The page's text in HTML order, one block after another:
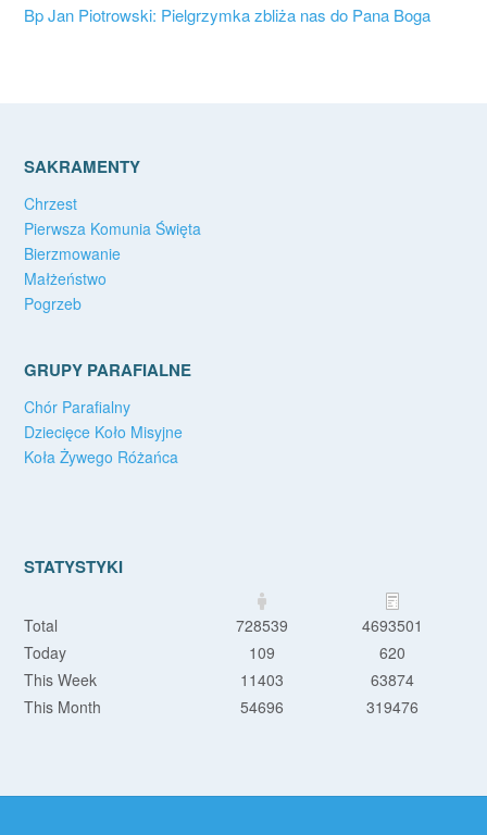
Bp Jan Piotrowski: Pielgrzymka zbliża nas do Pana Boga
SAKRAMENTY
Chrzest
Pierwsza Komunia Święta
Bierzmowanie
Małżeństwo
Pogrzeb
GRUPY PARAFIALNE
Chór Parafialny
Dziecięce Koło Misyjne
Koła Żywego Różańca
STATYSTYKI
Total 728539
4693501
Today
109
620
This Week
11403
63874
This Month
54696 319476